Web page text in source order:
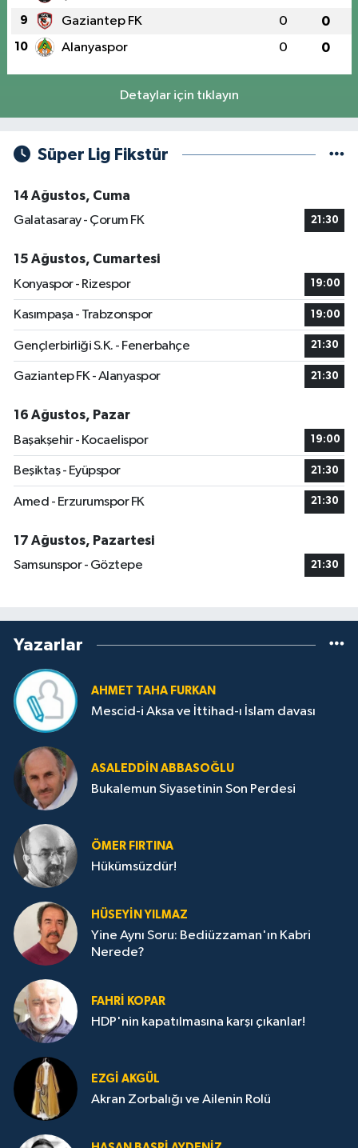
9 Gaziantep FK 0 0
10 Alanyaspor 0 0
Detaylar için tıklayın
Süper Lig Fikstür
14 Ağustos, Cuma
Galatasaray - Çorum FK
21:30
15 Ağustos, Cumartesi
Konyaspor - Rizespor
19:00
Kasımpaşa - Trabzonspor 19:00
Gençlerbirliği S.K. - Fenerbahçe 21:30
Gaziantep FK - Alanyaspor 21:30
16 Ağustos, Pazar
Başakşehir - Kocaelispor
19:00
Beşiktaş - Eyüpspor 21:30
Amed - Erzurumspor FK 21:30
17 Ağustos, Pazartesi
Samsunspor - Göztepe
21:30
Yazarlar
AHMET TAHA FURKAN
Mescid-i Aksa ve İttihad-ı İslam davası
ASALEDDIN ABBASOĞLU
Bukalemun Siyasetinin Son Perdesi
ÖMER FIRTINA
Hükümsüzdür!
HÜSEYIN YILMAZ
Yine Aynı Soru: Bediüzzaman'ın Kabri
Nerede?
FAHRI KOPAR
HDP'nin kapatılmasına karşı çıkanlar!
EZGI AKGÜL
Akran Zorbalığı ve Ailenin Rolü